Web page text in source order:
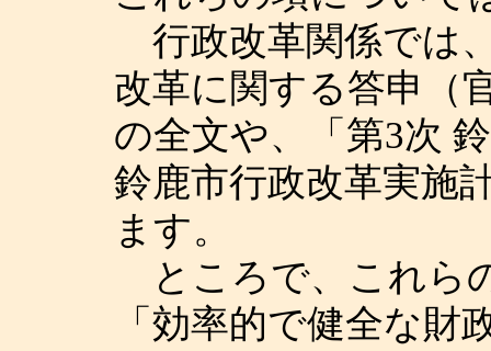
行政改革関係では
改革に関する答申（
の全文や、「第3次
鈴鹿市行政改革実施
ます。
ところで、これら
「効率的で健全な財